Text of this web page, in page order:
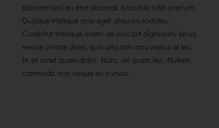
placerat orci eu erat placerat, a lacinia nibh pretium.
Quisque tristique ante eget aliquam sodales.
Curabitur tristique, lorem vel suscipit dignissim, lacus
neque ornare diam, quis aliquam arcu metus at leo.
In sit amet quam dolor. Nunc vel quam leo. Nullam
commodo non neque eu cursus.